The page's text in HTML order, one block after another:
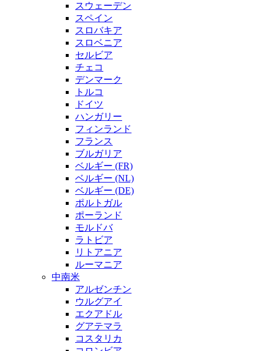
スウェーデン
スペイン
スロバキア
スロベニア
セルビア
チェコ
デンマーク
トルコ
ドイツ
ハンガリー
フィンランド
フランス
ブルガリア
ベルギー (FR)
ベルギー (NL)
ベルギー (DE)
ポルトガル
ポーランド
モルドバ
ラトビア
リトアニア
ルーマニア
中南米
アルゼンチン
ウルグアイ
エクアドル
グアテマラ
コスタリカ